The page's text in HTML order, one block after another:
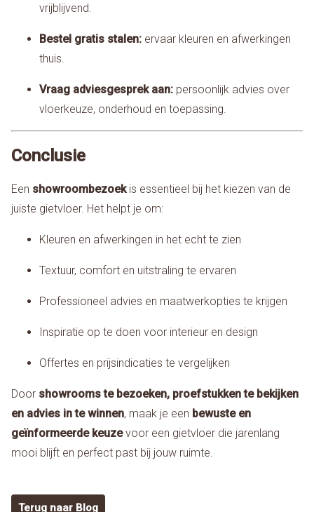
vrijblijvend.
Bestel gratis stalen:ervaar kleuren en afwerkingen
thuis.
Vraag adviesgesprek aan:persoonlijk advies over
vloerkeuze, onderhoud en toepassing.
Conclusie
Een showroombezoekis essentieel bij het kiezen van de
juiste gietvloer. Het helpt je om:
Kleuren en afwerkingen in het echt te zien
Textuur, comfort en uitstraling te ervaren
Professioneel advies en maatwerkopties te krijgen
Inspiratie op te doen voor interieur en design
Offertes en prijsindicaties te vergelijken
Door showrooms te bezoeken, proefstukken te bekijken
en advies in te winnen, maak je een bewuste en
geïnformeerde keuzevoor een gietvloer die jarenlang
mooi blijft en perfect past bij jouw ruimte.
Terug naar Blog